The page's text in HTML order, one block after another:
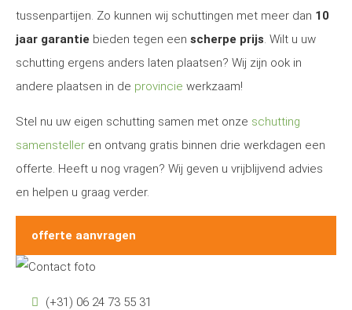
tussenpartijen. Zo kunnen wij schuttingen met meer dan 10
jaar garantie bieden tegen een scherpe prijs. Wilt u uw
schutting ergens anders laten plaatsen? Wij zijn ook in
andere plaatsen in de provincie werkzaam!
Stel nu uw eigen schutting samen met onze schutting
samensteller en ontvang gratis binnen drie werkdagen een
offerte. Heeft u nog vragen? Wij geven u vrijblijvend advies
en helpen u graag verder.
offerte aanvragen
(+31) 06 24 73 55 31